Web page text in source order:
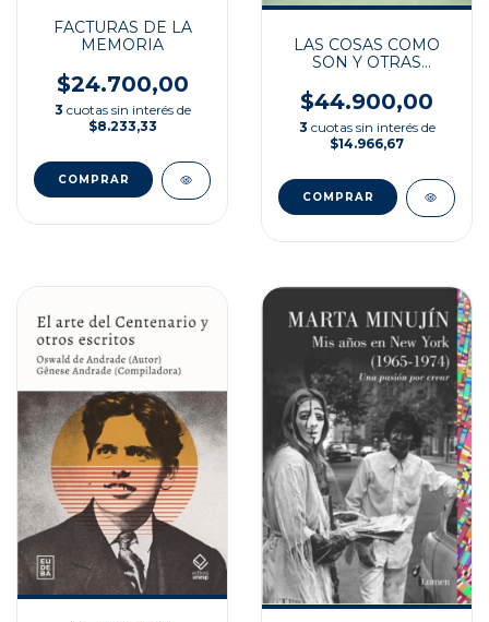
FACTURAS DE LA
MEMORIA
$24.700,00
3 cuotas sin interés de
$8.233,33
LAS COSAS COMO
SON Y OTRAS
$44.900,00
3 cuotas sin interés de
$14.966,67